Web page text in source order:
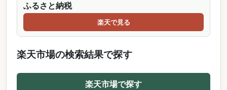
ふるさと納税
楽天で見る
楽天市場の検索結果で探す
楽天市場で探す